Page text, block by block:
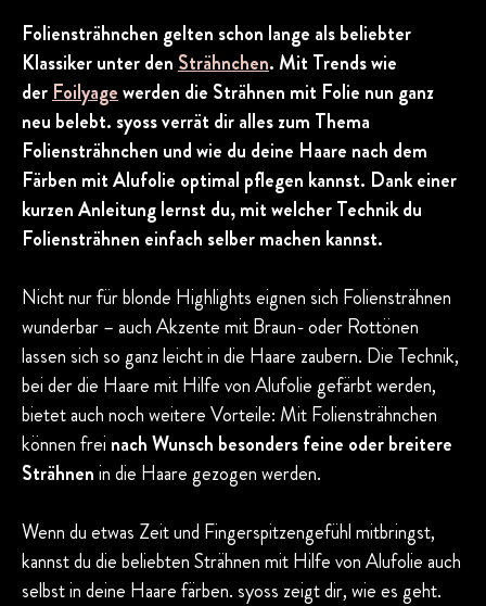
Foliensträhnchen gelten schon lange als beliebter
Klassiker unter den Strähnchen. Mit Trends wie
der Foilyagewerden die Strähnen mit Folie nun ganz
neu belebt. syoss verrät dir alles zum Thema
Foliensträhnchen und wie du deine Haare nach dem
Färben mit Alufolie optimal pflegen kannst. Dank einer
kurzen Anleitung lernst du, mit welcher Technik du
Foliensträhnen einfach selber machen kannst.
Nicht nur für blonde Highlights eignen sich Foliensträhnen
wunderbar – auch Akzente mit Braun- oder Rottönen
lassen sich so ganz leicht in die Haare zaubern. Die Technik,
bei der die Haare mit Hilfe von Alufolie gefärbt werden,
bietet auch noch weitere Vorteile: Mit Foliensträhnchen
können frei nach Wunsch besonders feine oder breitere
Strähnenin die Haare gezogen werden.
Wenn du etwas Zeit und Fingerspitzengefühl mitbringst,
kannst du die beliebten Strähnen mit Hilfe von Alufolie auch
selbst in deine Haare färben. syoss zeigt dir, wie es geht.